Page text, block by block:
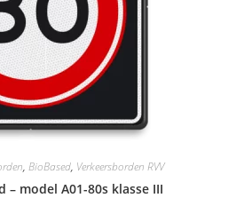
, BioBased, Verkeersborden RVV
– model A01-80s klasse III